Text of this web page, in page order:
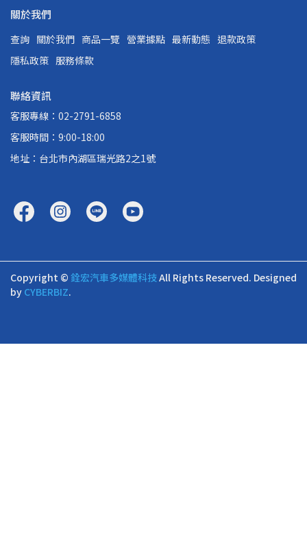
關於我們
查詢 關於我們 商品一覽 營業據點 最新動態 退款政策
隱私政策 服務條款
聯絡資訊
客服專線：02-2791-6858
客服時間：9:00-18:00
地址：台北市內湖區瑞光路2之1號
Copyright © 銓宏汽車多媒體科技All Rights Reserved. Designed
by CYBERBIZ.